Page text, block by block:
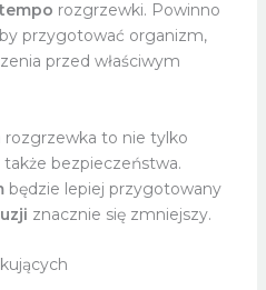
rozgrzewki. Powinno
przygotować organizm,
przed właściwym
rozgrzewka to nie tylko
bezpieczeństwa.
będzie lepiej przygotowany
znacznie się zmniejszy.